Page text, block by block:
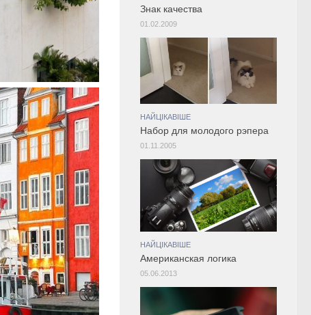
Знак качества
01.02.2009
НАЙЦІКАВІШЕ
Набор для молодого рэпера
01.11.2005
НАЙЦІКАВІШЕ
Американская логика
05.06.2013